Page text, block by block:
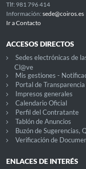
Tlf: 981 796 414
Información: sede@coiros.es
Ir a Contacto
ACCESOS DIRECTOS
Sedes electrónicas de
Cl@ve
Mis gestiones -
Portal de Transparencia
Impresos generales
Calendario Oficial
Perfil del Contratante
Tablón de Anuncios
Buzón de Sugerencias,
Verificación de
ENLACES DE INTERÉS